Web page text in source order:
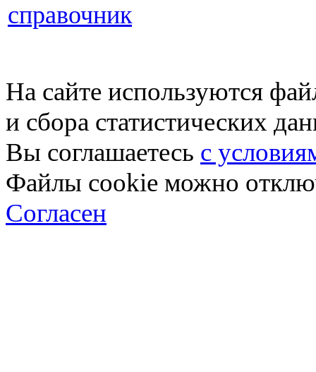
справочник
На сайте используются
и сбора статистических
Вы соглашаетесь с
Файлы cookie можно
Согласен